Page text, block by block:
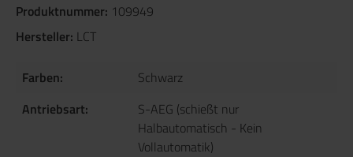
Produktnummer: 109949
Hersteller: LCT
Farben:
Schwarz
Antriebsart:
S-AEG (schießt nur
Halbautomatisch - Kein
Vollautomatik)